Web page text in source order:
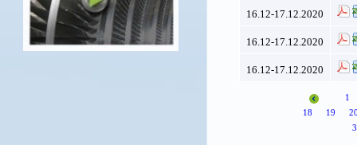
16.12-17.12.2020
16.12-17.12.2020
16.12-17.12.2020
1
18
19